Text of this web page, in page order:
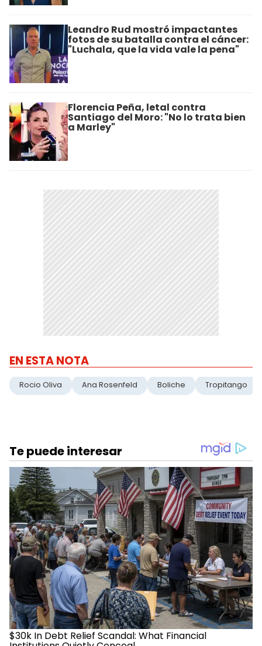
Leandro Rud mostró impactantes
fotos de su batalla contra el cáncer:
"Luchala, que la vida vale la pena"
Florencia Peña, letal contra
Santiago del Moro: "No lo trata bien
a Marley"
EN ESTA NOTA
Rocio Oliva Ana Rosenfeld Boliche Tropitango